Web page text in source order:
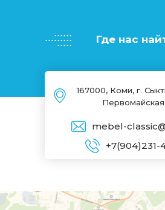
......
.........
..... Где нас
167000, Коми, г.
mebel-
+7(904)231-